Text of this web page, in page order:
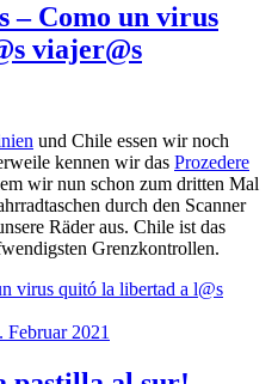
– Como un virus
viajer@s
und Chile essen wir noch
kennen wir das Prozedere
wir nun schon zum dritten Mal
durch den Scanner
Räder aus. Chile ist das
Grenzkontrollen.
virus quitó la libertad a l@s
Februar 2021